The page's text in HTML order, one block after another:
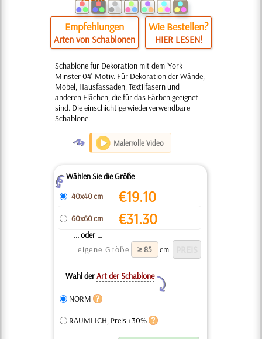
Empfehlungen
Arten von Schablonen
Wie Bestellen?
HIER LESEN!
Schablone für Dekoration mit dem 'York
Minster 04'-Motiv. Für Dekoration der Wände,
Möbel, Hausfassaden, Textilfasern und
anderen Flächen, die für das Färben geeignet
sind. Die einschichtige wiederverwendbare
Schablone.
O Malerrolle Video
ZWählen Sie die Größe
40x40 cm
€19.10
60x60 cm €31.30
... oder ...
eigene Größe
cm
Wahl derArt der Schablone
Y
NORM
RÄUMLICH, Preis +30%